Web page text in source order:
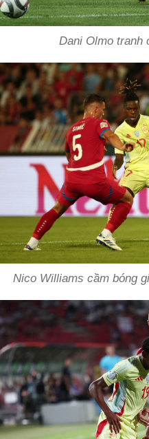
Dani Olmo tranh
Nico Williams cầm bóng